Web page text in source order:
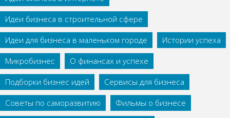
Идеи бизнеса в строительной сфере
Идеи для бизнеса в маленьком городе
Истории успеха
Микробизнес
О финансах и успехе
Подборки бизнес идей
Сервисы для бизнеса
Советы по саморазвитию
Фильмы о бизнесе